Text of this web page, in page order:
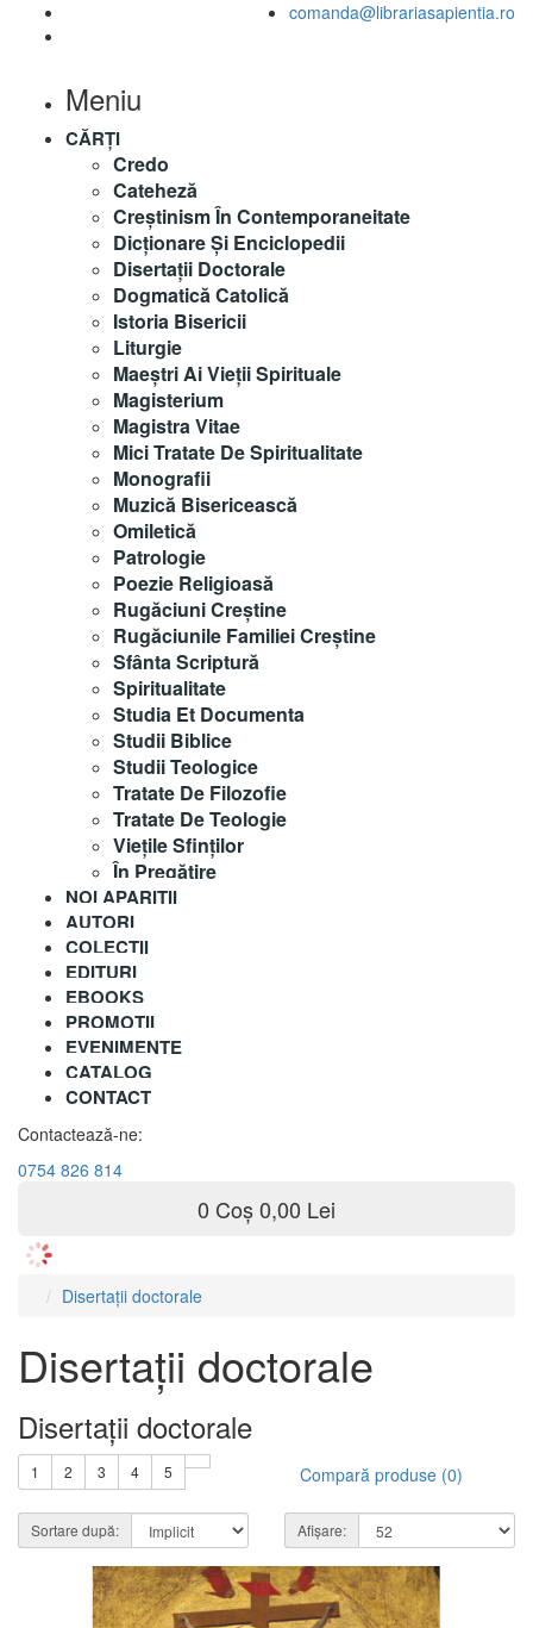
comanda@librariasapientia.ro
Meniu
CĂRȚI
Credo
Cateheză
Creștinism În Contemporaneitate
Dicționare Și Enciclopedii
Disertații Doctorale
Dogmatică Catolică
Istoria Bisericii
Liturgie
Maeştri Ai Vieţii Spirituale
Magisterium
Magistra Vitae
Mici Tratate De Spiritualitate
Monografii
Muzică Bisericească
Omiletică
Patrologie
Poezie Religioasă
Rugăciuni Creştine
Rugăciunile Familiei Creștine
Sfânta Scriptură
Spiritualitate
Studia Et Documenta
Studii Biblice
Studii Teologice
Tratate De Filozofie
Tratate De Teologie
Vieţile Sfinţilor
În Pregătire
NOI APARITII
AUTORI
COLECȚII
EDITURI
EBOOKS
PROMOȚII
EVENIMENTE
CATALOG
CONTACT
Contactează-ne:
0754 826 814
0 Coș0,00 Lei
Disertații doctorale
Disertații doctorale
Disertații doctorale
1 2 3 4 5 Compară produse (0)
Sortare după: Afișare: